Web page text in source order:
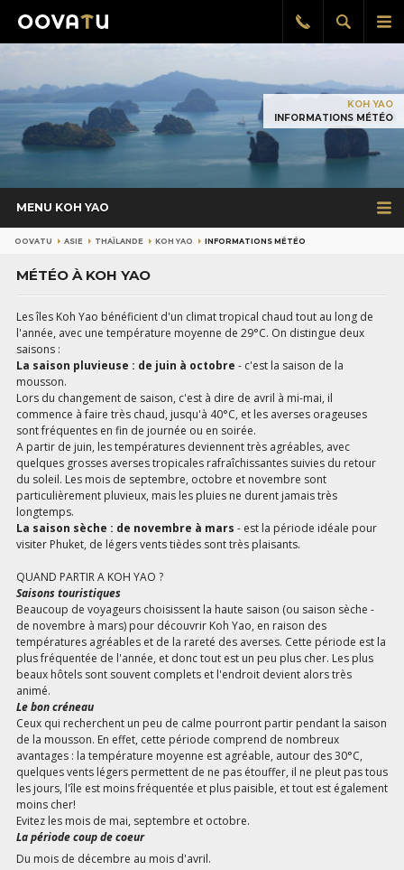
le
Afficher
la
Rappel
gratuit
KOH YAO
INFORMATIONS MÉTÉO
MENU KOH YAO
OOVATU ASIE THAÏLANDE KOH YAO INFORMATIONS MÉTÉO
MÉTÉO À KOH YAO
Les îles Koh Yao bénéficient d'un climat tropical chaud tout au long de
l'année, avec une température moyenne de 29°C. On distingue deux
saisons :
La saison pluvieuse : de juin à octobre - c'est la saison de la
mousson.
Lors du changement de saison, c'est à dire de avril à mi-mai, il
commence à faire très chaud, jusqu'à 40°C, et les averses orageuses
sont fréquentes en fin de journée ou en soirée.
A partir de juin, les températures deviennent très agréables, avec
quelques grosses averses tropicales rafraîchissantes suivies du retour
du soleil. Les mois de septembre, octobre et novembre sont
particulièrement pluvieux, mais les pluies ne durent jamais très
longtemps.
La saison sèche : de novembre à mars - est la période idéale pour
visiter Phuket, de légers vents tièdes sont très plaisants.
QUAND PARTIR A KOH YAO ?
Saisons touristiques
Beaucoup de voyageurs choisissent la haute saison (ou saison sèche -
de novembre à mars) pour découvrir Koh Yao, en raison des
températures agréables et de la rareté des averses. Cette période est la
plus fréquentée de l'année, et donc tout est un peu plus cher. Les plus
beaux hôtels sont souvent complets et l'endroit devient alors très
animé.
Le bon créneau
Ceux qui recherchent un peu de calme pourront partir pendant la saison
de la mousson. En effet, cette période comprend de nombreux
avantages : la température moyenne est agréable, autour des 30°C,
quelques vents légers permettent de ne pas étouffer, il ne pleut pas tous
les jours, l'île est moins fréquentée et plus paisible, et tout est également
moins cher!
Evitez les mois de mai, septembre et octobre.
La période coup de coeur
Du mois de décembre au mois d'avril.